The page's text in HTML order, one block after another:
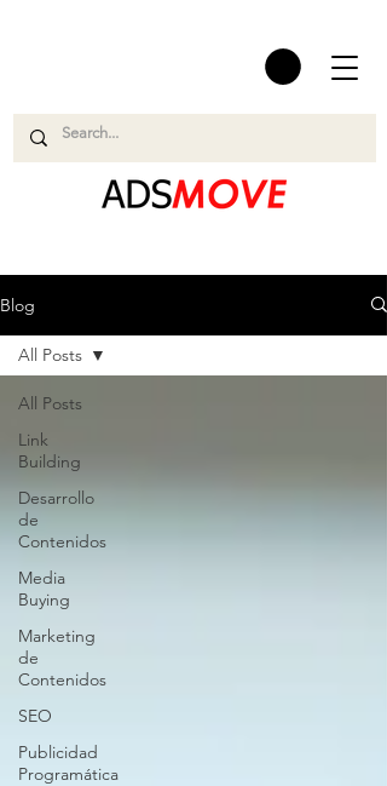
Blog
All Posts
Link
Building
Desarrollo
de
Contenidos
Media
Buying
Marketing
de
Contenidos
SEO
Publicidad
Programática
All Posts